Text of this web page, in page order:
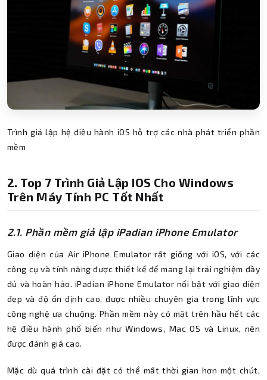
Trình giả lập hệ điều hành iOS hỗ trợ các nhà phát triển phần
mềm
2. Top 7 Trình Giả Lập IOS Cho Windows
Trên Máy Tính PC Tốt Nhất
2.1. Phần mềm giả lập iPadian iPhone Emulator
Giao diện của Air iPhone Emulator rất giống với iOS, với các
công cụ và tính năng được thiết kế để mang lại trải nghiệm đầy
đủ và hoàn hảo. iPadian iPhone Emulator nổi bật với giao diện
đẹp và độ ổn định cao, được nhiều chuyên gia trong lĩnh vực
công nghệ ưa chuộng. Phần mềm này có mặt trên hầu hết các
hệ điều hành phổ biến như Windows, Mac OS và Linux, nên
được đánh giá cao.
Mặc dù quá trình cài đặt có thể mất thời gian hơn một chút,